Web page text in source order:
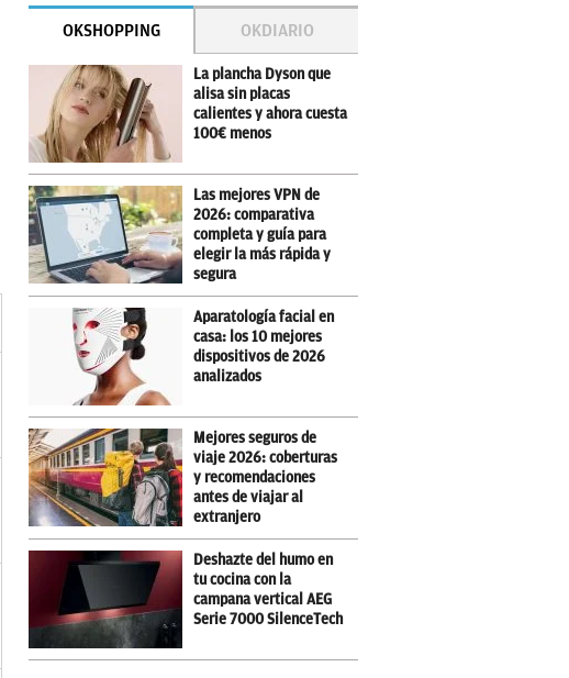
OKSHOPPING OKDIARIO
La plancha Dyson que
alisa sin placas
calientes y ahora cuesta
100€ menos
Las mejores VPN de
2026: comparativa
completa y guía para
elegir la más rápida y
segura
Aparatología facial en
casa: los 10 mejores
dispositivos de 2026
analizados
Mejores seguros de
viaje 2026: coberturas
y recomendaciones
antes de viajar al
extranjero
Deshazte del humo en
tu cocina con la
campana vertical AEG
Serie 7000 SilenceTech